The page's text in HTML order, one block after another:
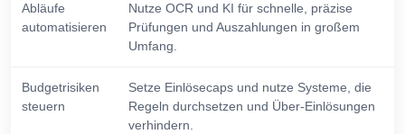
Abläufe
automatisieren
Nutze OCR und KI für schnelle, präzise
Prüfungen und Auszahlungen in großem
Umfang.
Budgetrisiken
steuern
Setze Einlösecaps und nutze Systeme, die
Regeln durchsetzen und Über-Einlösungen
verhindern.